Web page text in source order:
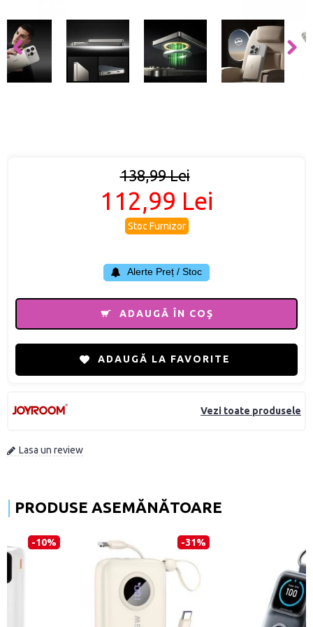
Vezi toate produsele
Lasa un review
138,99 Lei
112,99 Lei
Stoc Furnizor
Alerte Preț / Stoc
ADAUGĂ ÎN COŞ
ADAUGĂ LA FAVORITE
PRODUSE ASEMĂNĂTOARE
-28%